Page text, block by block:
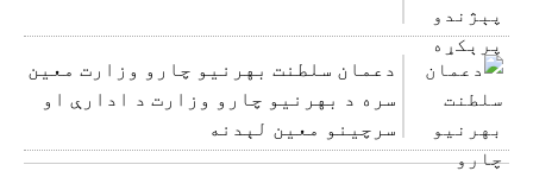
دعمان سلطنت بهرنیو چارو وزارت معین
سره د بهرنیو چارو وزارت د ادارې او
سرچینو معین لېدنه